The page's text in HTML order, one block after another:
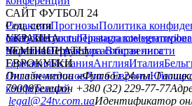
САЙТ ФУТБОЛ 24
РедакцияПрогнозыПолитика
сайтуКонтактыПравила
политикаСтруктура собственности
Соц. сети
facebookxyoutubeinstagramtelegramviber
УКРАИНА
УкраинаПервая лигаВторая лига
ЧЕМПИОНАТЫ
ГерманияИспанияАнглияИталия
ЕВРОКУБКИ
Лига чемпионовЛига Европы
конференций
Онлайн-медиа «Футбол 24»пл.
79008Телефон +380 (32) 229-77-77
legal@24tv.com.uaИдентификатор